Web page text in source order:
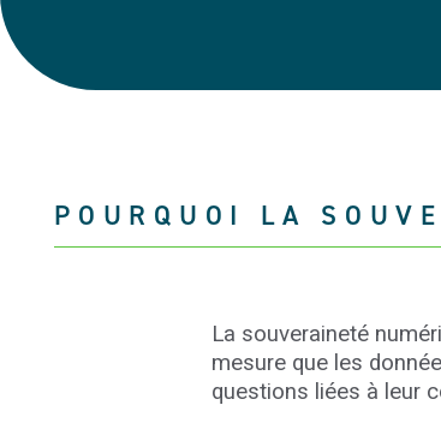
POURQUOI LA
La souveraineté
mesure que les
questions liées à leur